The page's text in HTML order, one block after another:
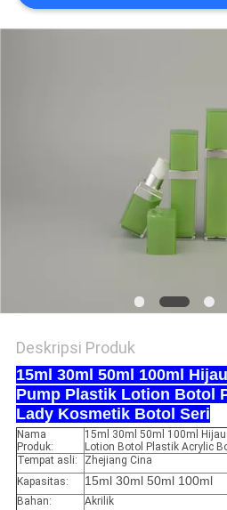
Deskripsi Produk
15ml 30ml 50ml 100ml
Pump Plastik Lotion Botol
Lady Kosmetik Botol Seri
Nama
Produk:
15ml 30ml 50ml 100ml
Lotion Botol Plastik Acrylic
Tempat asli:
Zhejiang Cina
Kapasitas:
15ml 30ml 50ml 100ml
Bahan:
Akrilik